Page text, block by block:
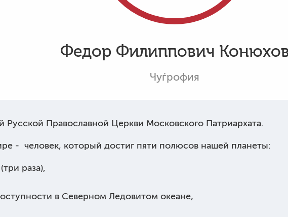
Федор Филиппович
Чуѓрофия
Православной Церкви Московского Патриархата.
- человек, который достиг пяти полюсов нашей планеты:
раза),
в Северном Ледовитом океане,